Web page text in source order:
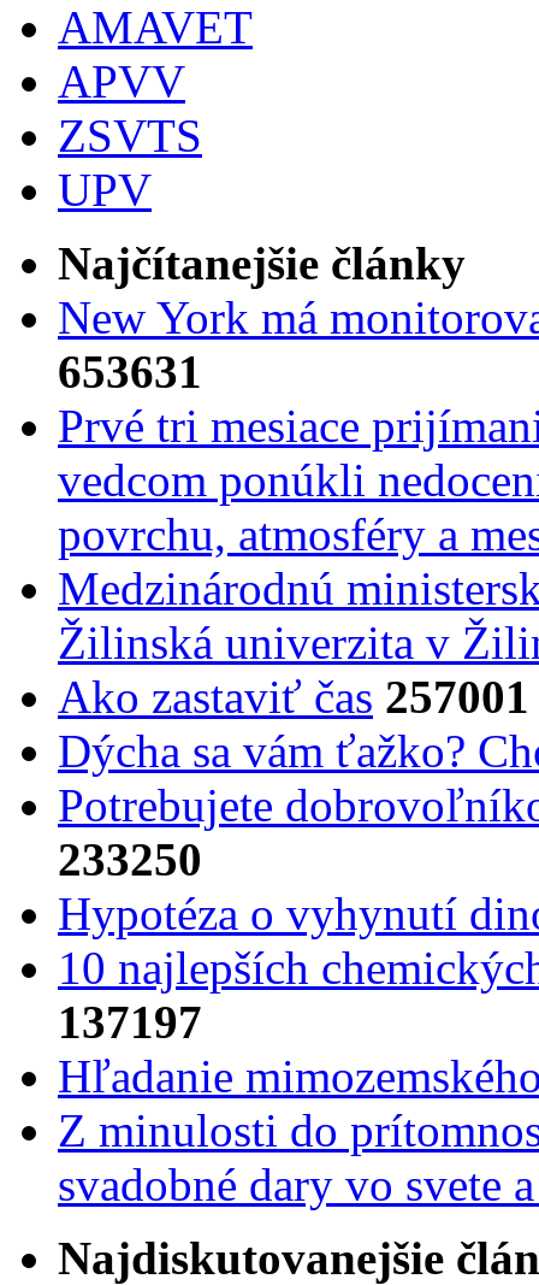
AMAVET
APVV
ZSVTS
UPV
Najčítanejšie články
New York má
653631
Prvé tri mesiace
vedcom ponúkli
povrchu, atmosféry a
Medzinárodnú
Žilinská univerzita v
Ako zastaviť čas 257001
Dýcha sa vám ťažko?
Potrebujet​e
233250
Hypotéza o vyhynutí
10 najlepších
137197
Hľadanie
Z minulosti do
svadobné dary vo svete
Najdiskutovanejšie